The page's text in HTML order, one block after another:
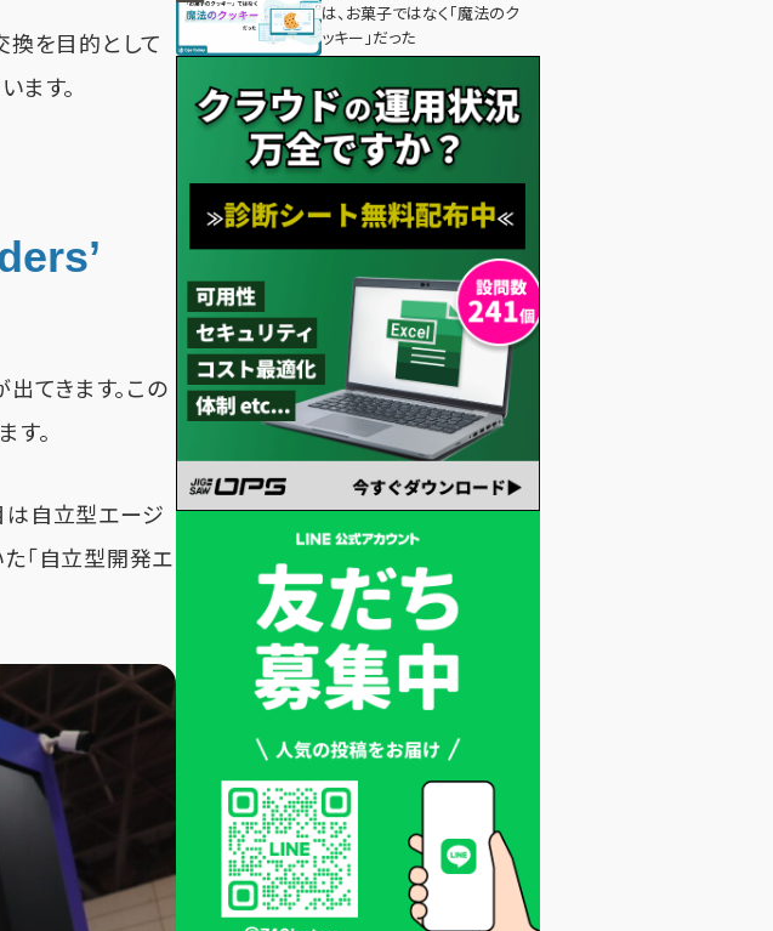
換を目的として
ます。
てきます。この
す。
は自立型エージ
「自立型開発エ
は、お菓子ではなく「魔法のク
ッキー」だった